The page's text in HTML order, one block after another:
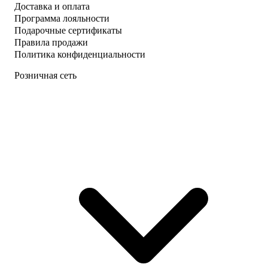
Доставка и оплата
Программа лояльности
Подарочные сертификаты
Правила продажи
Политика конфиденциальности
Розничная сеть